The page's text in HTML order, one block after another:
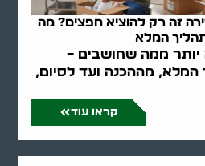
זה רק להוציא חפצים? מה
המלא
יותר ממה שחושבים –
המלא, מההכנה ועד לסיום,
קראו עוד